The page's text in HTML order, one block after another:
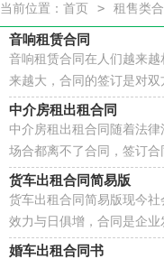
当前位置： 首页 > 租售类合
音响租赁合同
音响租赁合同在人们越来
来越大，合同的签订是对
定合同的时候需要注意什么
中介房租出租合同
中介房租出租合同随着法
场合都离不了合同，签订
么正式、规范的合同是什么
货车出租合同简易版
货车出租合同简易版现今
效力与日俱增，合同是企
合同书是什么样的呢？下面
婚车出租合同书